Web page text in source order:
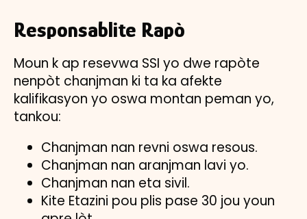
Responsablite Rapò
Moun k ap resevwa SSI yo dwe rapòte
nenpòt chanjman ki ta ka afekte
kalifikasyon yo oswa montan peman yo,
tankou:
Chanjman nan revni oswa resous.
Chanjman nan aranjman lavi yo.
Chanjman nan eta sivil.
Kite Etazini pou plis pase 30 jou youn